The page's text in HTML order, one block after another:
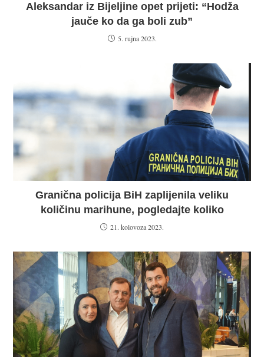
Aleksandar iz Bijeljine opet prijeti: “Hodža
jauče ko da ga boli zub”
5. rujna 2023.
Granična policija BiH zaplijenila veliku
količinu marihune, pogledajte koliko
21. kolovoza 2023.